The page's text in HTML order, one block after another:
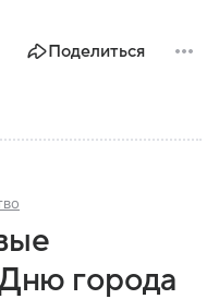
Поделиться
города